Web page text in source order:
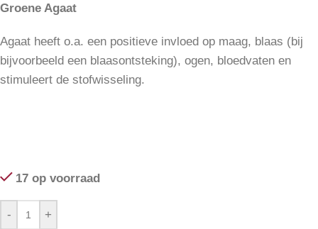
Groene Agaat
Agaat heeft o.a. een positieve invloed op maag, blaas (bij
bijvoorbeeld een blaasontsteking), ogen, bloedvaten en
stimuleert de stofwisseling.
17 op voorraad
- +